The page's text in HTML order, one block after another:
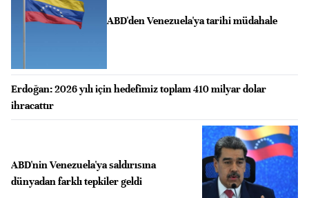
ABD'den Venezuela'ya tarihi müdahale
Erdoğan: 2026 yılı için hedefimiz toplam 410 milyar dolar
ihracattır
ABD'nin Venezuela'ya saldırısına
dünyadan farklı tepkiler geldi